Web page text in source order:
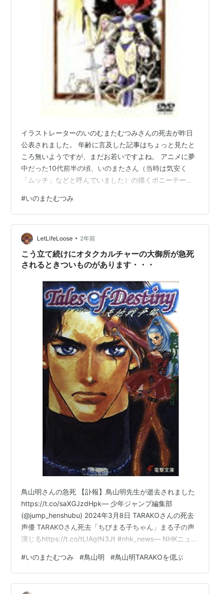
イラストレーターのいのむまたむつみさんの死去が昨日
公表されました。 年齢に言及した記事はちょっと見たと
ころ無いようですが、まだお若いですよね。 アニメに夢
中だった10代前半の頃、いのまたさん（当時は気安く
「ムッチ」などと呼んでいました）の描くポニーテール
記レダ」の朝霧陽子可愛かったなあ。ずっと部屋にポス
ター飾ってた。 【中古】 幻夢戦記レダDVD／湯山邦彦
（脚本）,武上純希,いのまたむつみ（キャラクターデザイ
ン）,朝霧陽子：鶴ひろみ,ゼル：池田秀一,ヨニ：坂本千
夏,リンガム：富山敬価格: 10890 円楽天で詳細を見る 最
初の画集である「いのま…
#いのまたむつみ
LetLifeLoose • 2年前
こう立て続けにオタクカルチャーの大御所が急死
されるときついものがあります・・・
鳥山明さんの急死 【訃報】鳥山明先生が逝去されました
https://t.co/saXGJzdHpk— 少年ジャンプ編集部
(@jump_henshubu) 2024年3月8日 TARAKOさんの死去
声優 TARAKOさん死去「ちびまる子ちゃん」まる子の声
演じるhttps://t.co/tLIAgIN3Jt #nhk_news— NHKニュー
いのまたむつみさんの急死までかさなると、かなりしん
どい気持ちになりますね。。。 ファン、関係者の皆さま
へいのまたむつみの妹です。
#いのまたむつみ #鳥山明 #鳥山明TARAKOを偲ぶ